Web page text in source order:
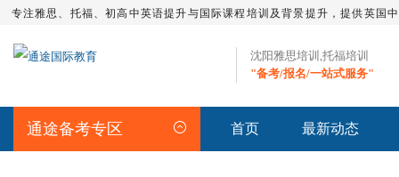
专注雅思、托福、初高中英语提升与国际课程培训及背景提升，提供英国
沈阳雅思培训,托福培训
"备考/报名/一站式服务"
通途备考专区 首页 最新动态